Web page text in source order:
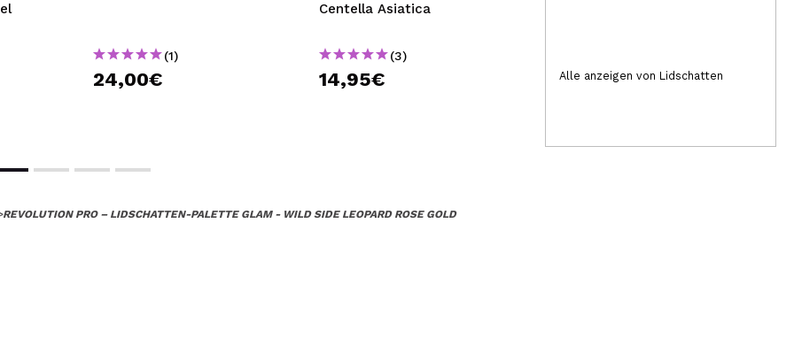
(1)
24,00€
Centella Asiatica
(3)
14,95€ 1,00€
Alle anzeigen von Lidschatten
REVOLUTION PRO – LIDSCHATTEN-PALETTE GLAM - WILD SIDE LEOPARD ROSE GOLD